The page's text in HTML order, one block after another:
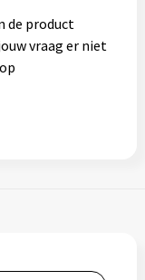
de product
vraag er niet